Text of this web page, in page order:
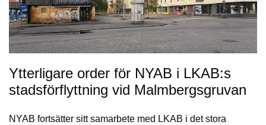
Ytterligare order för NYAB i LKAB:s
stadsförflyttning vid Malmbergsgruvan
NYAB fortsätter sitt samarbete med LKAB i det stora